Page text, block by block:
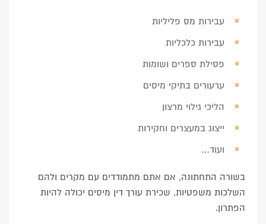
עבירות מס פליליות
עבירות כלכליות
פסילת ספרים ושומות
ערעורים בתיקי מיסים
הליכי גילוי מרצון
ייצוג במעצרים וחקירות
ועוד…
בשורה התחתונה, אם אתם מתמודדים עם מקרים ולהם
השלכות משפטיות, שכירת עורך דין מיסים יכולה להיות
הפתרון.